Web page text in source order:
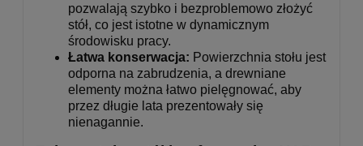
pozwalają szybko i bezproblemowo złożyć
stół, co jest istotne w dynamicznym
środowisku pracy.
Łatwa konserwacja: Powierzchnia stołu jest
odporna na zabrudzenia, a drewniane
elementy można łatwo pielęgnować, aby
przez długie lata prezentowały się
nienagannie.